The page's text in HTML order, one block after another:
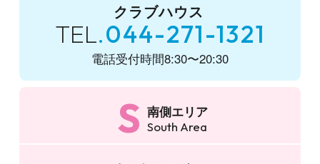
クラブハウス
TEL 044-271-1321
電話受付時間8:30〜20:30
S 南側エリア
South Area